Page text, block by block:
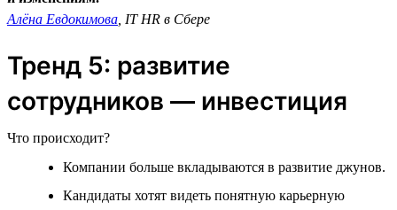
Алёна Евдокимова , IT HR в Сбере
Тренд 5: развитие
сотрудников — инвестиция
Что происходит?
Компании больше вкладываются в развитие джунов.
Кандидаты хотят видеть понятную карьерную